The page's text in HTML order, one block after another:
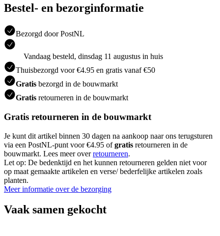
Bestel- en bezorginformatie
Bezorgd door PostNL
Vandaag besteld, dinsdag 11 augustus in huis
Thuisbezorgd voor €4.95 en gratis vanaf €50
Gratis bezorgd in de bouwmarkt
Gratis retourneren in de bouwmarkt
Gratis retourneren in de bouwmarkt
Je kunt dit artikel binnen 30 dagen na aankoop naar ons terugsturen
via een PostNL-punt voor €4.95 ofgratis retourneren in de
bouwmarkt. Lees meer overretourneren.
Let op: De bedenktijd en het kunnen retourneren gelden niet voor
op maat gemaakte artikelen en verse/ bederfelijke artikelen zoals
planten.
Meer informatie over de bezorging
Vaak samen gekocht